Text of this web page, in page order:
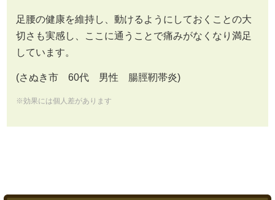
足腰の健康を維持し、動けるようにしておくことの大
切さも実感し、ここに通うことで痛みがなくなり満足
しています。
(さぬき市 60代 男性 腸脛靭帯炎)
※効果には個人差があります